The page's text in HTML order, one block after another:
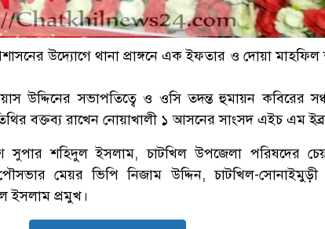
উদ্যোগে থানা প্রাঙ্গনে এক ইফতার ও দোয়া মাহফিল
উদ্দিনের সভাপতিত্বে ও ওসি তদন্ত হুমায়ন কবিরের
বক্তব্য রাখেন নোয়াখালী ১ আসনের সাংসদ এইচ এম
সুপার শহিদুল ইসলাম, চাটখিল উপজেলা পরিষদের
মেয়র ভিপি নিজাম উদ্দিন, চাটখিল-সোনাইমুড়ী
ইসলাম প্রমুখ।